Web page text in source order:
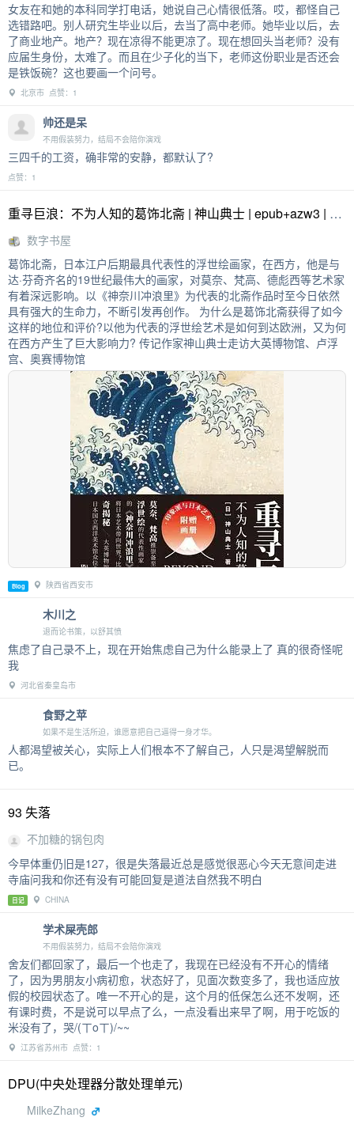
女友在和她的本科同学打电话，她说自己心情很低落。哎，都怪自己
选错路吧。别人研究生毕业以后，去当了高中老师。她毕业以后，去
了商业地产。地产？现在凉得不能更凉了。现在想回头当老师？没有
应届生身份，太难了。而且在少子化的当下，老师这份职业是否还会
是铁饭碗？这也要画一个问号。
北京市 点赞：1
帅还是呆
不用假装努力，结局不会陪你演戏
三四千的工资，确非常的安静，都默认了?
点赞：1
重寻巨浪：不为人知的葛饰北斋 | 神山典士 | epub+azw3 | 数字书屋
数字书屋
葛饰北斋，日本江户后期最具代表性的浮世绘画家，在西方，他是与
达·芬奇齐名的19世纪最伟大的画家，对莫奈、梵高、德彪西等艺术家
有着深远影响。以《神奈川冲浪里》为代表的北斋作品时至今日依然
具有强大的生命力，不断引发再创作。 为什么是葛饰北斋获得了如今
这样的地位和评价?以他为代表的浮世绘艺术是如何到达欧洲，又为何
在西方产生了巨大影响力? 传记作家神山典士走访大英博物馆、卢浮
宫、奥赛博物馆
Blog 陕西省西安市
木川之
退而论书策，以舒其愤
焦虑了自己录不上，现在开始焦虑自己为什么能录上了 真的很奇怪呢
我
河北省秦皇岛市
食野之苹
如果不是生活所迫，谁愿意把自己逼得一身才华。
人都渴望被关心，实际上人们根本不了解自己，人只是渴望解脱而
已。
93 失落
不加糖的锅包肉
今早体重仍旧是127，很是失落最近总是感觉很恶心今天无意间走进
寺庙问我和你还有没有可能回复是道法自然我不明白
日记 CHINA
学术屎壳郎
不用假装努力，结局不会陪你演戏
舍友们都回家了，最后一个也走了，我现在已经没有不开心的情绪
了，因为男朋友小病初愈，状态好了，见面次数变多了，我也适应放
假的校园状态了。唯一不开心的是，这个月的低保怎么还不发啊，还
有课时费，不是说可以早点了么，一点没看出来早了啊，用于吃饭的
米没有了，哭/(ㄒoㄒ)/~~
江苏省苏州市 点赞：1
DPU(中央处理器分散处理单元)
MilkeZhang